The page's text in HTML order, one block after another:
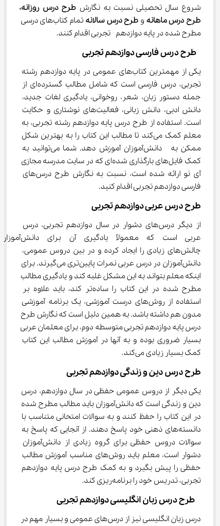
شروع سال تحصیلی نسبت به نگارش طرح درس روزانه،
طرح درس ماهانه و طرح درس سالانه
تمام کتاب‌های درسی
مطرح شده در پایه دوازدهم  تجربی اقدام کنند.
طرح درس فارسی دوازدهم تجربی
یکی از مهمترین کتاب‌های عمومی در پایه دوازدهم رشته
تجربی، درس فارسی است که شامل مطالب گسترده‌ای از
جمله دستور زبان، شعر، روخوانی، یادگیری لغات جدید،
دانش ادبی، دانش زبانی، فعالیت‌های نوشتاری و حکایت
است. استفاده از طرح درس پایه دوازدهم رشته تجربی، به
معلم کمک می‌کند تا مطالب این کتاب را به بهترین شکل
ممکن به  دانش‌آموزان آموزش دهد. شما می‌توانید به
کمک فایل‌های بارگذاری شده‌ای که در سایت مدرسه مجازی
آی نو ارائه شده است، نسبت به نگارش طرح درس‌های
فارسی دوازدهم تجربی اقدام کنید.
طرح درس عربی دوازدهم تجربی
از دیگر درس‌های دشوار در سال دوازدهم تجربی، درس
عربی است که معمولاً یادگیری آن برای دانش‌آموزان
چالش‌های زیادی را ایجاد کرده و در بین دروس عمومی،
دانش‌آموزان در درس عربی نمرات پایین‌تری می‌گیرند. برای
اینکه معلم بتواند به این مشکل غلبه کند و یادگیری مطالب
مطرح شده در این کتاب را ساده‌تر کند، باید علاوه بر
استفاده از روش‌های درست آموزشی، یک برنامه آموزشی
مدون هم داشته باشد. به همین دلیل است که نگارش طرح
درس پایه دوازدهم تجربی متوسطه دوم، برای معلمان عربی
بسیار ضروری بوده و به آنها در آموزش مطالب این کتاب
کمک بسیار زیادی می‌کند.
طرح درس دین و زندگی دوازدهم تجربی
یکی دیگر از دروس عمومی حفظی در سال دوازدهم، درس
دین و زندگی است که دانش‌آموزان باید مطالب مطرح شده
در این کتاب را حفظ کنند و به سوالات امتحانی متناسب با
دانسته‌های ذهنی خود پاسخ دهند. از آنجایی که پاسخ به
سوالات دروس حفظی برای گروه زیادی از دانش‌آموزان
دشوار است، معلم باید روش‌های مناسب آموزش مطالب
حفظی را پیش بگیرد و به کمک طرح درس پایه دوازدهم
تجربی، تدریس خود را برنامه‌ریزی کند.
طرح درس زبان انگلیسی دوازدهم تجربی
درس زبان انگلیسی نیز از درس‌های عمومی و بسیار مهم در